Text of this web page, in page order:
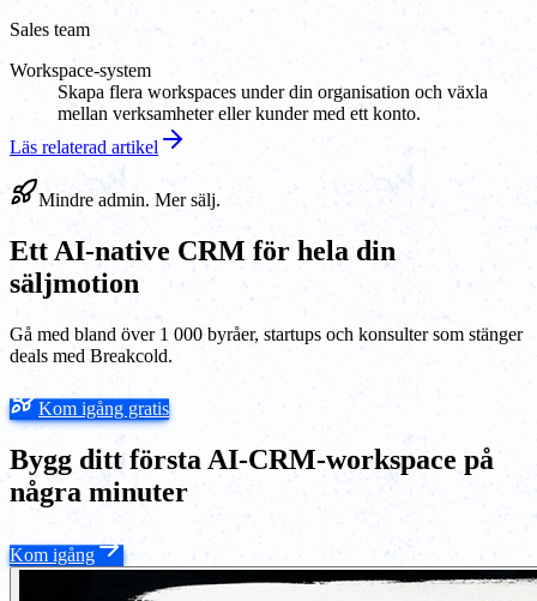
Sales team
Workspace-system
Skapa flera workspaces under din organisation och växla
mellan verksamheter eller kunder med ett konto.
Läs relaterad artikel
Mindre admin. Mer sälj.
Ett AI-native CRM för hela din
säljmotion
Gå med bland över 1 000 byråer, startups och konsulter som stänger
deals med Breakcold.
Kom igång gratis
Bygg ditt första AI-CRM-workspace på
några minuter
Kom igång